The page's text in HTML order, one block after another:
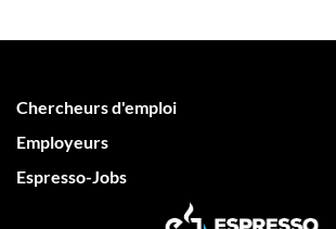
Chercheurs d'emploi
Employeurs
Espresso-Jobs